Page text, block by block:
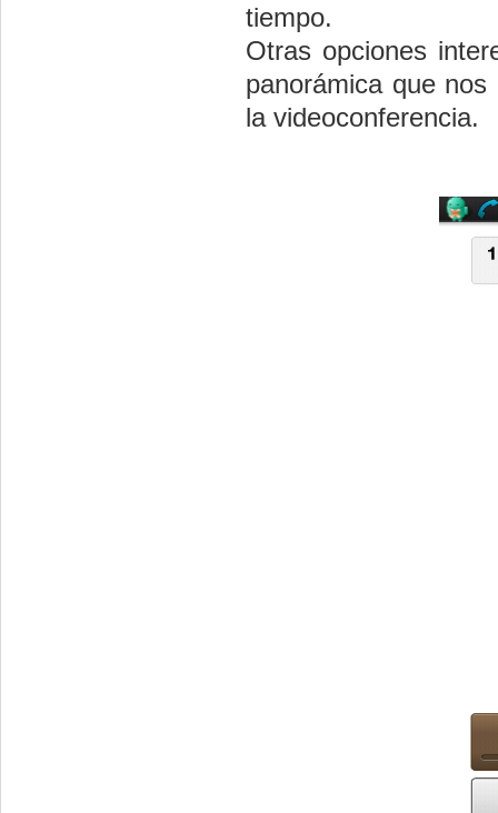
tiempo.
Otras opciones
panorámica que
la videoconferencia.